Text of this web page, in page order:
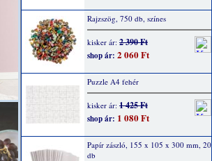
Rajzszög, 750 db, színes
kisker ár: 2 390 Ft
shop ár: 2 060 Ft
Puzzle A4 fehér
kisker ár: 1 425 Ft
shop ár: 1 080 Ft
Papír zászló, 155 x 105 x 300 mm, 20
db